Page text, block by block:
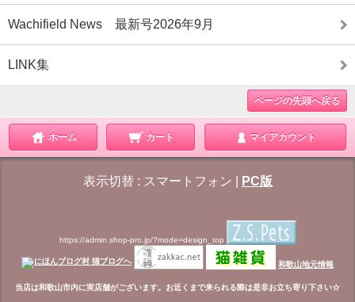
Wachifield News 最新号2026年9月
LINK集
ページの先頭へ戻る
ホーム カート マイアカウント
表示切替 : スマートフォン PC版
https://admin.shop-pro.jp/?mode=design_top
和歌山地元情報
当店は和歌山市内に実店舗がございます。お近くまで来られる際は是非お立ち寄り下さい☆